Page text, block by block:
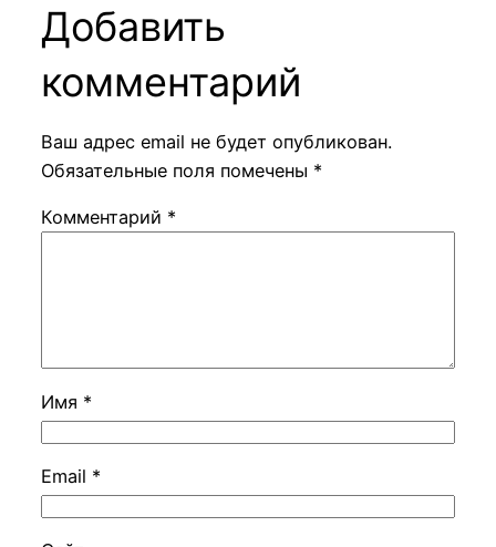
Добавить
комментарий
Ваш адрес email не будет опубликован.
Обязательные поля помечены *
Комментарий *
Имя *
Email *